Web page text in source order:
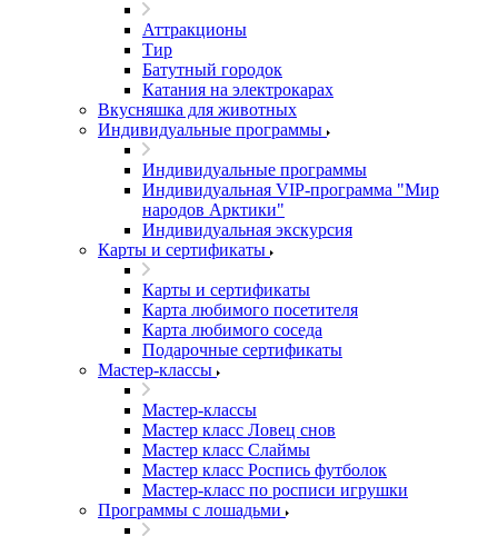
Аттракционы
Тир
Батутный городок
Катания на электрокарах
Вкусняшка для животных
Индивидуальные программы
Индивидуальные программы
Индивидуальная VIP-программа "Мир
народов Арктики"
Индивидуальная экскурсия
Карты и сертификаты
Карты и сертификаты
Карта любимого посетителя
Карта любимого соседа
Подарочные сертификаты
Мастер-классы
Мастер-классы
Мастер класс Ловец снов
Мастер класс Слаймы
Мастер класс Роспись футболок
Мастер-класс по росписи игрушки
Программы с лошадьми